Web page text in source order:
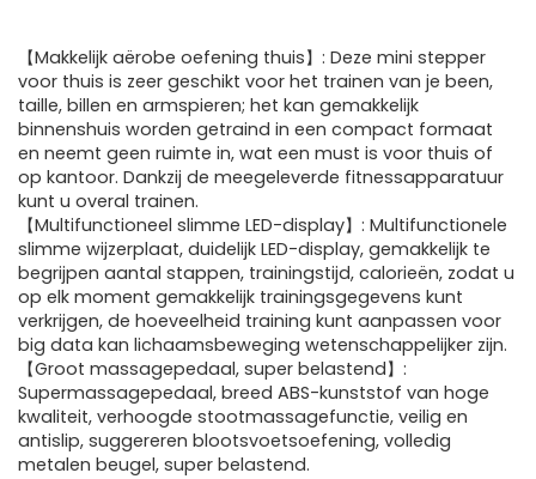
【Makkelijk aërobe oefening thuis】: Deze mini stepper
voor thuis is zeer geschikt voor het trainen van je been,
taille, billen en armspieren; het kan gemakkelijk
binnenshuis worden getraind in een compact formaat
en neemt geen ruimte in, wat een must is voor thuis of
op kantoor. Dankzij de meegeleverde fitnessapparatuur
kunt u overal trainen.
【Multifunctioneel slimme LED-display】: Multifunctionele
slimme wijzerplaat, duidelijk LED-display, gemakkelijk te
begrijpen aantal stappen, trainingstijd, calorieën, zodat u
op elk moment gemakkelijk trainingsgegevens kunt
verkrijgen, de hoeveelheid training kunt aanpassen voor
big data kan lichaamsbeweging wetenschappelijker zijn.
【Groot massagepedaal, super belastend】:
Supermassagepedaal, breed ABS-kunststof van hoge
kwaliteit, verhoogde stootmassagefunctie, veilig en
antislip, suggereren blootsvoetsoefening, volledig
metalen beugel, super belastend.